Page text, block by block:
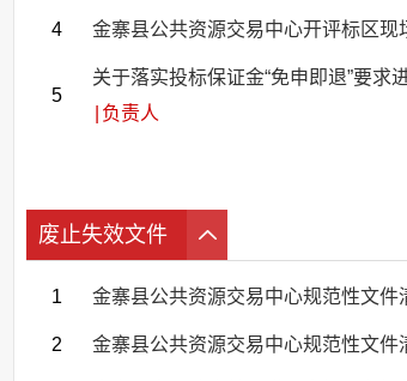
4 金寨县公共资源交易中心开评标区现
5
关于落实投标保证金“免申即退”要求
负责人
废止失效文件
1 金寨县公共资源交易中心规范性文件
2 金寨县公共资源交易中心规范性文件